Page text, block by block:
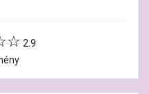
2.9